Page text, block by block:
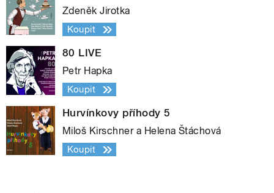
Zdeněk Jirotka
Koupit
80 LIVE
Petr Hapka
Koupit
Hurvínkovy příhody 5
Miloš Kirschner a Helena Štáchová
Koupit